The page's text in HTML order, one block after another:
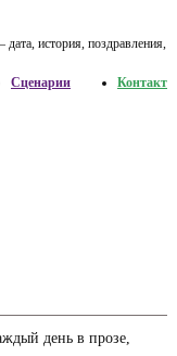
история, поздравления,
Сценарии Контакт
день в прозе,